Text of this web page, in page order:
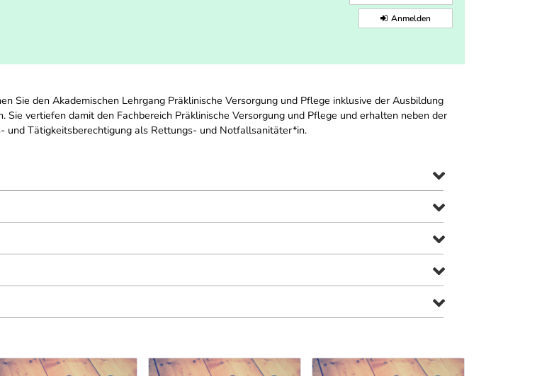
Anmelden
Sie den Akademischen Lehrgang Präklinische Versorgung und Pflege inklusive der Ausbildung
vertiefen damit den Fachbereich Präklinische Versorgung und Pflege und erhalten neben der
und Tätigkeitsberechtigung als Rettungs- und Notfallsanitäter*in.